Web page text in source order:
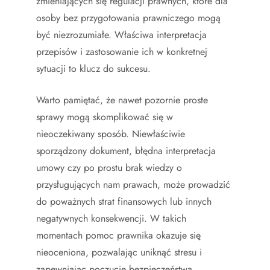
osoby bez przygotowania prawniczego mogą
być niezrozumiałe. Właściwa interpretacja
przepisów i zastosowanie ich w konkretnej
sytuacji to klucz do sukcesu.
Warto pamiętać, że nawet pozornie proste
sprawy mogą skomplikować się w
nieoczekiwany sposób. Niewłaściwie
sporządzony dokument, błędna interpretacja
umowy czy po prostu brak wiedzy o
przysługujących nam prawach, może prowadzić
do poważnych strat finansowych lub innych
negatywnych konsekwencji. W takich
momentach pomoc prawnika okazuje się
nieoceniona, pozwalając uniknąć stresu i